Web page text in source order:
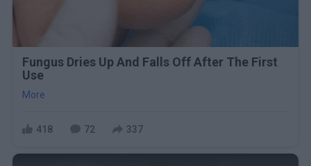
Fungus Dries Up And Falls Off After The First
Use
More
418 72 337